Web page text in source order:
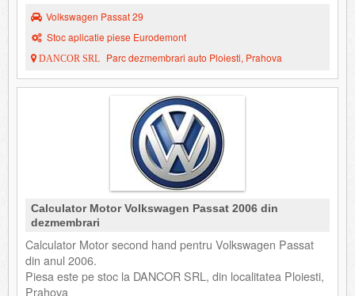
Volkswagen Passat 29
Stoc aplicatie piese Eurodemont
DANCOR SRL Parc dezmembrari auto Ploiesti, Prahova
Calculator Motor Volkswagen Passat 2006 din
dezmembrari
Calculator Motor second hand pentru Volkswagen Passat
din anul 2006.
Piesa este pe stoc la DANCOR SRL, din localitatea Ploiesti,
Prahova